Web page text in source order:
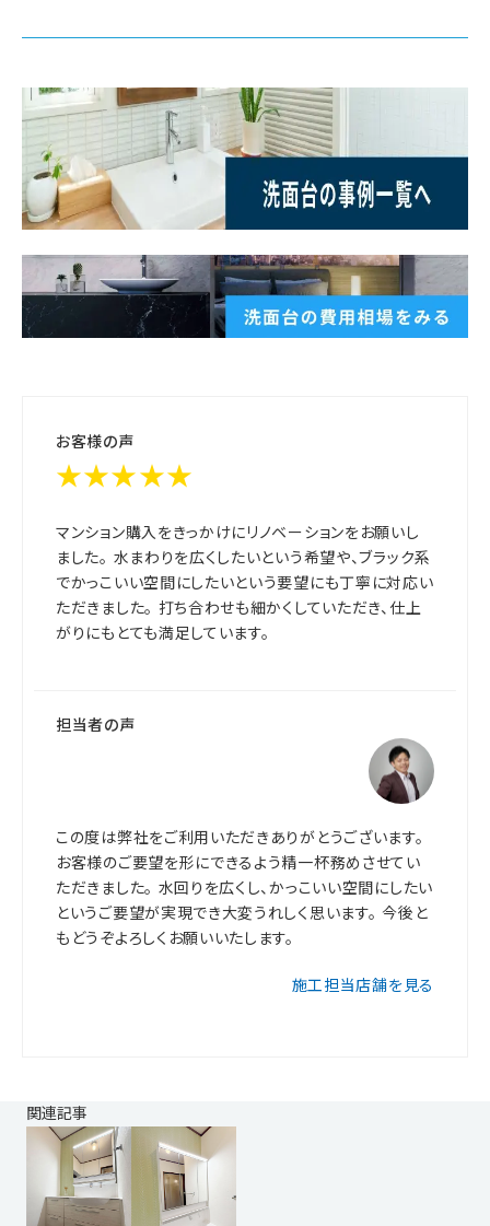
お客様の声
★★★★★
マンション購入をきっかけにリノベーションをお願いし
ました。 水まわりを広くしたいという希望や、ブラック系
でかっこいい空間にしたいという要望にも丁寧に対応い
ただきました。 打ち合わせも細かくしていただき、仕上
がりにもとても満足しています。
担当者の声
この度は弊社をご利用いただきありがとうございます。
お客様のご要望を形にできるよう精一杯務めさせてい
ただきました。 水回りを広くし、かっこいい空間にしたい
というご要望が実現でき大変うれしく思います。 今後と
もどうぞよろしくお願いいたします。
施工担当店舗を見る
関連記事